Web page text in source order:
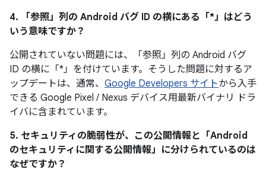
4. 「参照」 列の Android バグ ID の横にある「*」はどう
いう意味ですか？
公開されていない問題には、「参照」列の Android バグ
ID の横に「*」を付けています。そうした問題に対するア
ップデートは、通常、 Google Developers サイトから入手
できる Google Pixel / Nexus デバイス用最新バイナリ ドラ
イバに含まれています。
5. セキュリティの脆弱性が、この公開情報と「Android
のセキュリティに関する公開情報」に分けられているのは
なぜですか？